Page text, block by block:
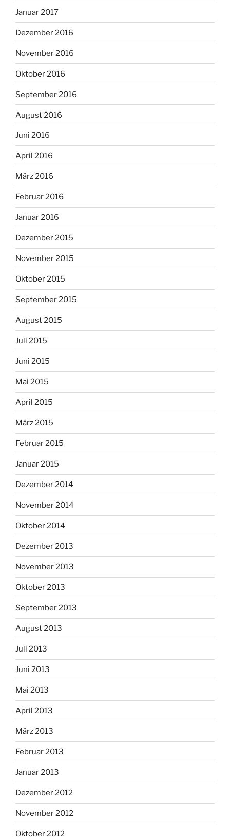
Januar 2017
Dezember 2016
November 2016
Oktober 2016
September 2016
August 2016
Juni 2016
April 2016
März 2016
Februar 2016
Januar 2016
Dezember 2015
November 2015
Oktober 2015
September 2015
August 2015
Juli 2015
Juni 2015
Mai 2015
April 2015
März 2015
Februar 2015
Januar 2015
Dezember 2014
November 2014
Oktober 2014
Dezember 2013
November 2013
Oktober 2013
September 2013
August 2013
Juli 2013
Juni 2013
Mai 2013
April 2013
März 2013
Februar 2013
Januar 2013
Dezember 2012
November 2012
Oktober 2012